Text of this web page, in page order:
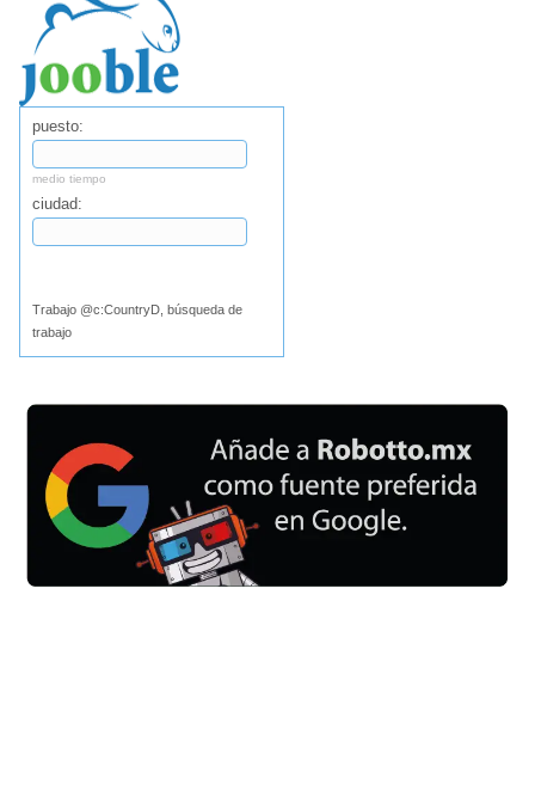
puesto:
medio tiempo
ciudad:
Trabajo @c:CountryD, búsqueda de
trabajo